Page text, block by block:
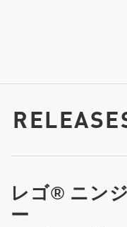
レゴ® ニン
ー